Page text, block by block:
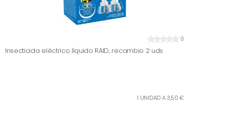
0
Insecticida eléctrico líquido RAID, recambio 2 uds
1 UNIDAD A 3,50 €